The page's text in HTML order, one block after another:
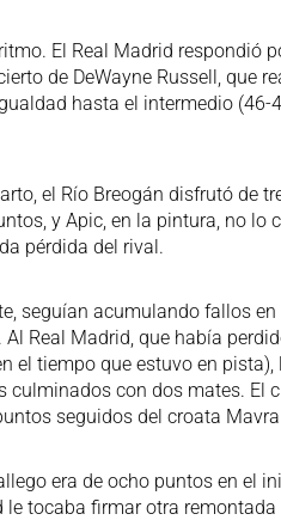
El Real Madrid respondió
de DeWayne Russell, que
hasta el intermedio
el Río Breogán disfrutó de
y Apic, en la pintura, no
pérdida del rival.
seguían acumulando fallos
Real Madrid, que había
el tiempo que estuvo en
culminados con dos mates. El
seguidos del croata Mavra.
era de ocho puntos en el
le tocaba firmar otra